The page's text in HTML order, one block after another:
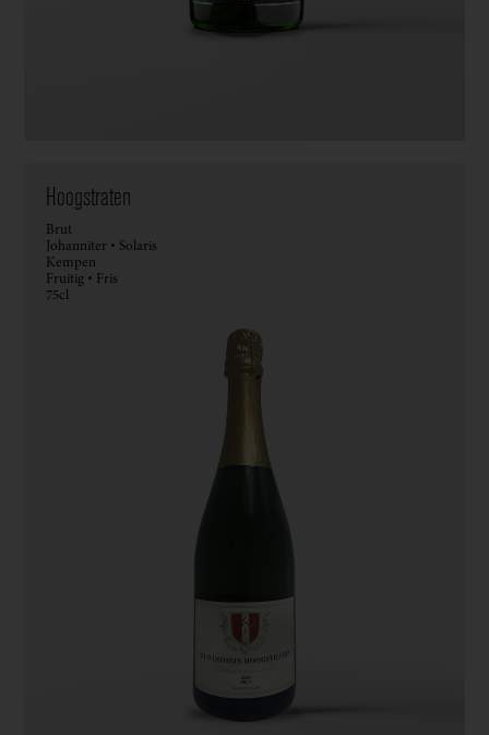
Hoogstraten
Brut
Johanniter • Solaris
Kempen
Fruitig • Fris
75cl